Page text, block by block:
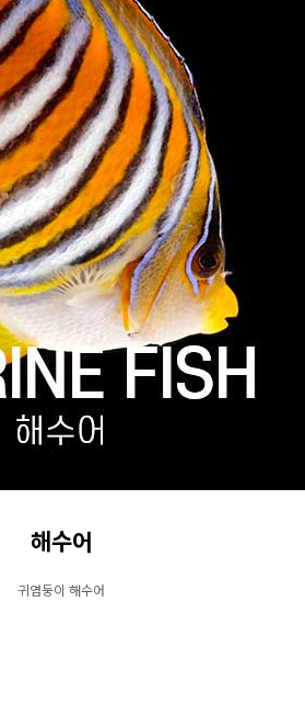
해수어
귀염둥이 해수어